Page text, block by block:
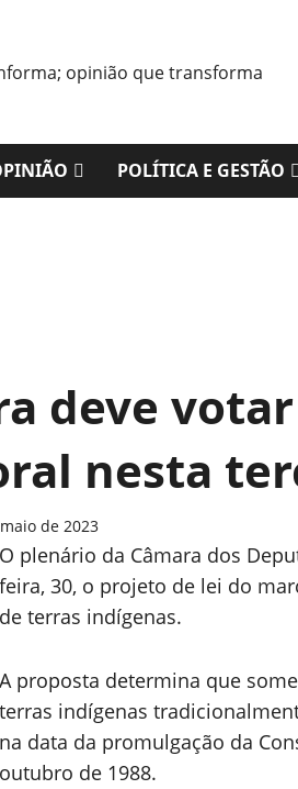
POLÍTICA E GESTÃO
deve
nesta
de 2023
O plenário da Câmara dos
feira, 30, o projeto de lei do
de terras indígenas.
A proposta determina que
terras indígenas
na data da promulgação da
outubro de 1988.